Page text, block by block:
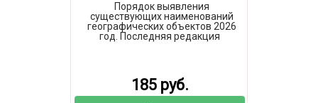
Порядок выявления
существующих наименований
географических объектов 2026
год. Последняя редакция
185 руб.